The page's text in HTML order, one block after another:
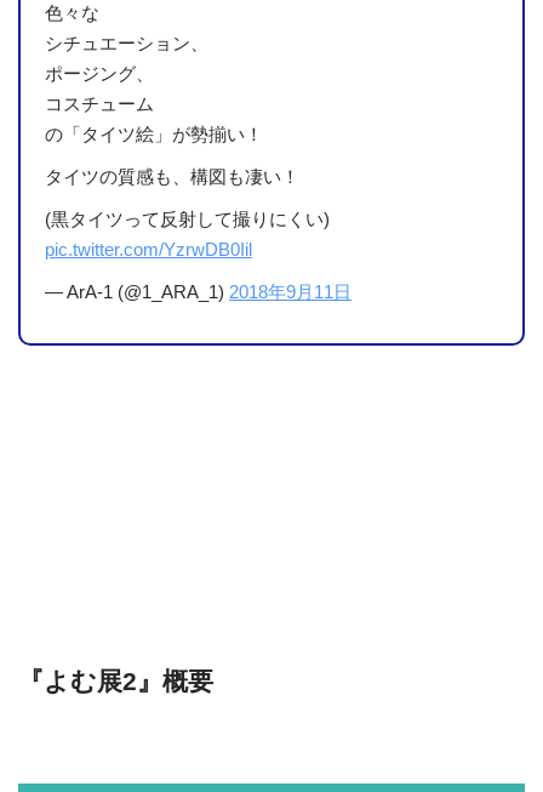
色々な
シチュエーション、
ポージング、
コスチューム
の「タイツ絵」が勢揃い！
タイツの質感も、構図も凄い！
(黒タイツって反射して撮りにくい)
pic.twitter.com/YzrwDB0Iil
— ArA-1 (@1_ARA_1) 2018年9月11日
『よむ展2』概要